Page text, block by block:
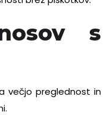
s
večjo preglednost in